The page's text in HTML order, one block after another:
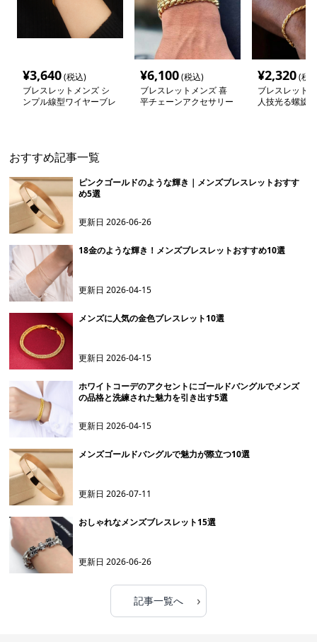
¥3,640(税込)
ブレスレットメンズ シ
ンプル線型ワイヤーブレ
¥6,100(税込)
ブレスレットメンズ 喜
平チェーンアクセサリー
¥2,320(税
ブレスレット
人技光る螺旋
おすすめ記事一覧
ピンクゴールドのような輝き｜メンズブレスレットおすす
め5選
更新日2026-06-26
18金のような輝き！メンズブレスレットおすすめ10選
更新日2026-04-15
メンズに人気の金色ブレスレット10選
更新日2026-04-15
ホワイトコーデのアクセントにゴールドバングルでメンズ
の品格と洗練された魅力を引き出す5選
更新日2026-04-15
メンズゴールドバングルで魅力が際立つ10選
更新日2026-07-11
おしゃれなメンズブレスレット15選
更新日2026-06-26
記事一覧へ ›